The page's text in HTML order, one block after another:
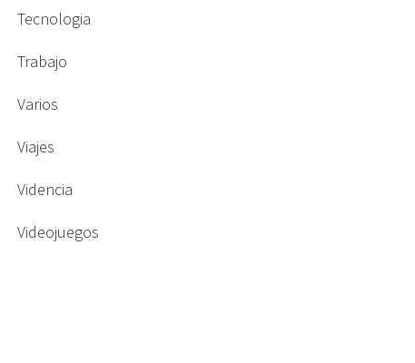
Tecnologia
Trabajo
Varios
Viajes
Videncia
Videojuegos